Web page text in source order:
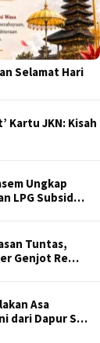
Selamat Hari
Kartu JKN: Kisah
Ungkap
LPG Subsid…
Tuntas,
Genjot Re…
Asa
dari Dapur S…